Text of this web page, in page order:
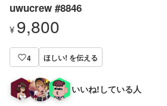
uwucrew #8846
¥ 9,800
4 ほしい! を伝える
いいね!している人